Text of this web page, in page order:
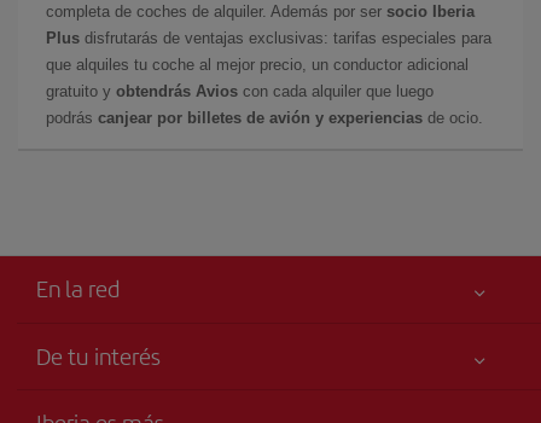
completa de coches de alquiler. Además por ser socio Iberia
Plus disfrutarás de ventajas exclusivas: tarifas especiales para
que alquiles tu coche al mejor precio, un conductor adicional
gratuito y obtendrás Avios con cada alquiler que luego
podrás canjear por billetes de avión y experiencias de ocio.
En la red
De tu interés